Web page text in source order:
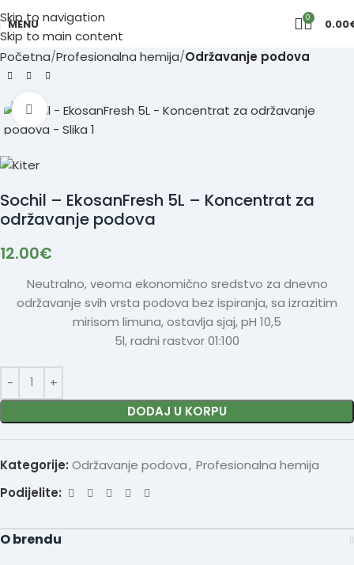
Skip to navigation
Skip to main content
MENU 0 0.00
Početna Profesionalna hemija Održavanje podova
Click to enlarge
Sochil – EkosanFresh 5L – Koncentrat za
održavanje podova
12.00€
Neutralno, veoma ekonomično sredstvo za dnevno
održavanje svih vrsta podova bez ispiranja, sa izrazitim
mirisom limuna, ostavlja sjaj, pH 10,5
5l, radni rastvor 01:100
DODAJ U KORPU
Kategorije: Održavanje podova, Profesionalna hemija
Podijelite:
O brendu